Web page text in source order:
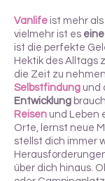
Vanlife ist mehr
vielmehr ist es
ist die perfekte
Hektik des Alltags
die Zeit zu
Selbstfindung und
Entwicklung
Reisen und Leben
Orte, lernst neue
stellst dich immer
über dich hinaus.